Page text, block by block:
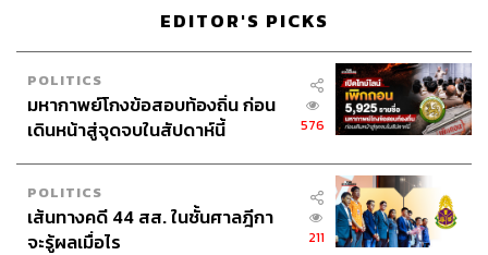
EDITOR'S PICKS
POLITICS
มหากาพย์โกงข้อสอบท้องถิ่น ก่อน
เดินหน้าสู่จุดจบในสัปดาห์นี้
576
POLITICS
เส้นทางคดี 44 สส. ในชั้นศาลฎีกา
จะรู้ผลเมื่อไร
211